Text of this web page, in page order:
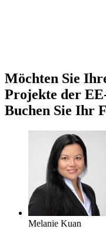
Möchten Sie
Projekte der
Buchen Sie Ihr
Melanie Kuan